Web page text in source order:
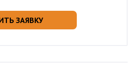
ЗАЯВКУ